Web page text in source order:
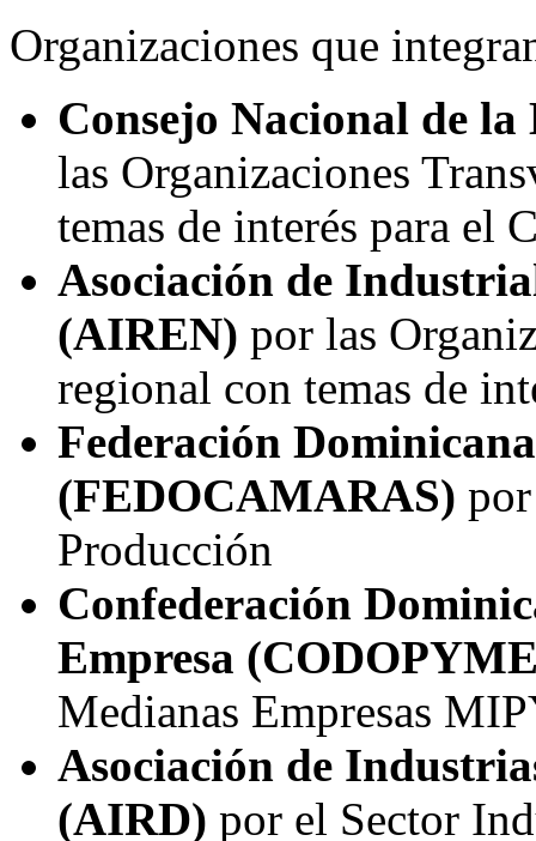
Organizaciones que
Consejo Nacional de
las Organizaciones
temas de interés para el
Asociación de
(AIREN) por las
regional con temas de
Federación
(FEDOCAMARAS)
Producción
Confederación
Empresa
Medianas Empresas
Asociación de
(AIRD) por el Sector